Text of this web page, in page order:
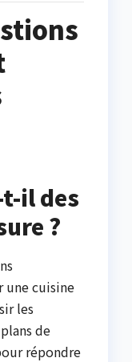
il des
?
une cuisine
les
de
répondre